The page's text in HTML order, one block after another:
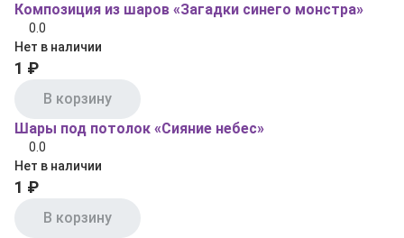
Композиция из шаров «Загадки синего монстра»
0.0
Нет в наличии
1 ₽
В корзину
Шары под потолок «Сияние небес»
0.0
Нет в наличии
1 ₽
В корзину